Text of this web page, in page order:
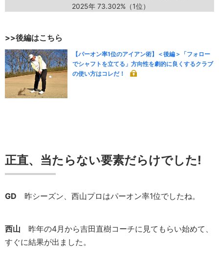
2025年 73.302%（1位）
>>後編はこちら
【パーオン率1位のアイアン術】＜後編＞「フォロー
でシャフトを立てる」方向性を劇的に良くするクラブ
の使い方はコレだ！
正直、当たらない要素だらけでした!
GD 昨シーズン、西山プロはパーオン率1位でしたね。
西山 昨年の4月から吉田直樹コーチに見てもらい始めて、
すぐに結果が出ました。